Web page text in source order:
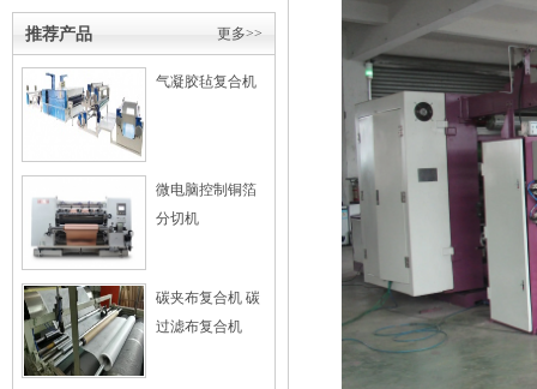
更多>>
推荐产品
气凝胶毡复合机
微电脑控制铜箔
分切机
碳夹布复合机 碳
过滤布复合机